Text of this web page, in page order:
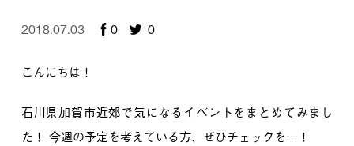
2018.07.03 0 0
こんにちは！
石川県加賀市近郊で気になるイベントをまとめてみまし
た！ 今週の予定を考えている方、ぜひチェックを…！